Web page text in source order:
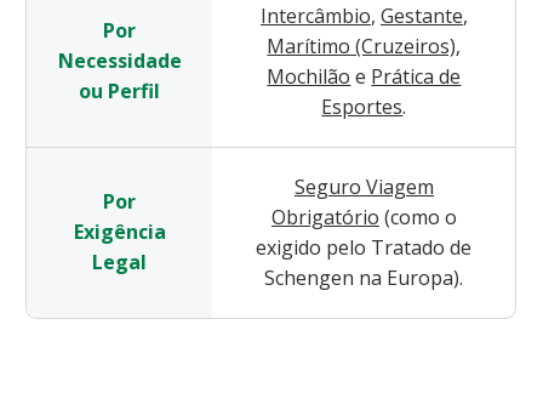
Por
Necessidade
ou Perfil
Intercâmbio, Gestante,
Marítimo (Cruzeiros),
Mochilão e Prática de
Esportes.
Por
Exigência
Legal
Seguro Viagem
Obrigatório (como o
exigido pelo Tratado de
Schengen na Europa).